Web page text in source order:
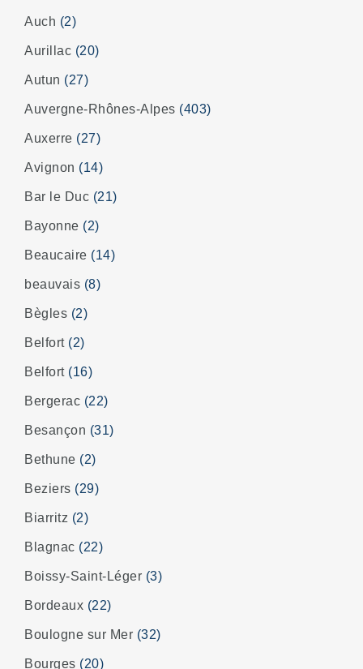
Auch (2)
Aurillac (20)
Autun (27)
Auvergne-Rhônes-Alpes (403)
Auxerre (27)
Avignon (14)
Bar le Duc (21)
Bayonne (2)
Beaucaire (14)
beauvais (8)
Bègles (2)
Belfort (2)
Belfort (16)
Bergerac (22)
Besançon (31)
Bethune (2)
Beziers (29)
Biarritz (2)
Blagnac (22)
Boissy-Saint-Léger (3)
Bordeaux (22)
Boulogne sur Mer (32)
Bourges (20)